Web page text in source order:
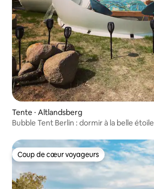
Tente ⋅ Altlandsberg
Bubble Tent Berlin : dormir à la belle étoile
Coup de cœur voyageurs
Coup de cœur voyageurs